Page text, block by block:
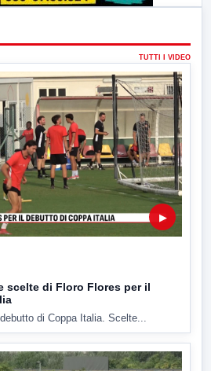
TUTTI I VIDEO
▶
scelte di Floro Flores per il
di Coppa Italia. Scelte...